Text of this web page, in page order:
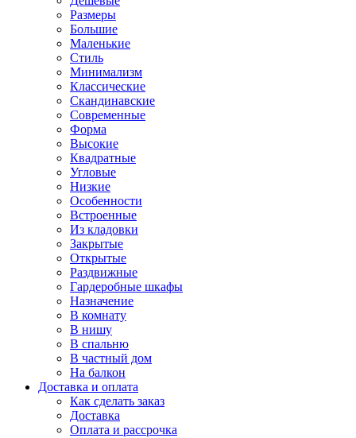
Размеры
Большие
Маленькие
Стиль
Минимализм
Классические
Скандинавские
Современные
Форма
Высокие
Квадратные
Угловые
Низкие
Особенности
Встроенные
Из кладовки
Закрытые
Открытые
Раздвижные
Гардеробные шкафы
Назначение
В комнату
В нишу
В спальню
В частный дом
На балкон
Доставка и оплата
Как сделать заказ
Доставка
Оплата и рассрочка